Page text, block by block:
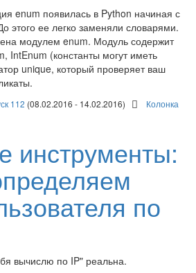
enum появилась в Python начиная с
этого ее легко заменяли словарями.
модулем enum. Модуль содержит
IntEnum (константы могут иметь
unique, который проверяет ваш
112 (08.02.2016 - 14.02.2016)
Колонка
инструменты:
по
вычислю по IP" реальна.